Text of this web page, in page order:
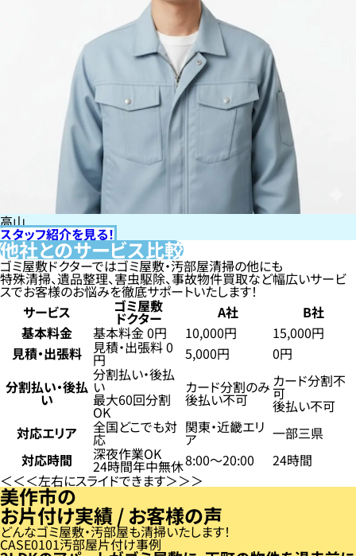
高山
スタッフ紹介を見る！
他社とのサービス比較
ゴミ屋敷ドクターではゴミ屋敷・汚部屋清掃の他にも
特殊清掃、遺品整理、害虫駆除、事故物件買取など幅広いサービ
スでお客様のお悩みを徹底サポートいたします！
サービス
ゴミ屋敷
ドクター A社
B社
基本料金
基本料金 0円 10,000円
15,000円
見積・出張料
見積・出張料 0
円 5,000円
0円
分割払い・後払
い
分割払い・後払
い
最大60回分割
OK
カード分割のみ
後払い不可
カード分割不
可
後払い不可
対応エリア
全国どこでも対
応
関東・近畿エリ
ア
一部三県
対応時間
深夜作業OK
24時間年中無休8:00〜20:00
24時間
左右にスライドできます
美作市の
お片付け実績 / お客様の声
どんなゴミ屋敷・汚部屋も清掃いたします！
CASE 01汚部屋片付け事例